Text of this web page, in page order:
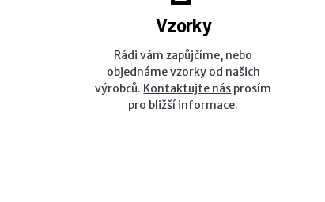
Vzorky
Rádi vám zapůjčíme, nebo
objednáme vzorky od našich
výrobců. Kontaktujte nás prosím
pro bližší informace.